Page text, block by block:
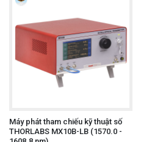
Máy phát tham chiếu kỹ thuật số
THORLABS MX10B-LB (1570.0 -